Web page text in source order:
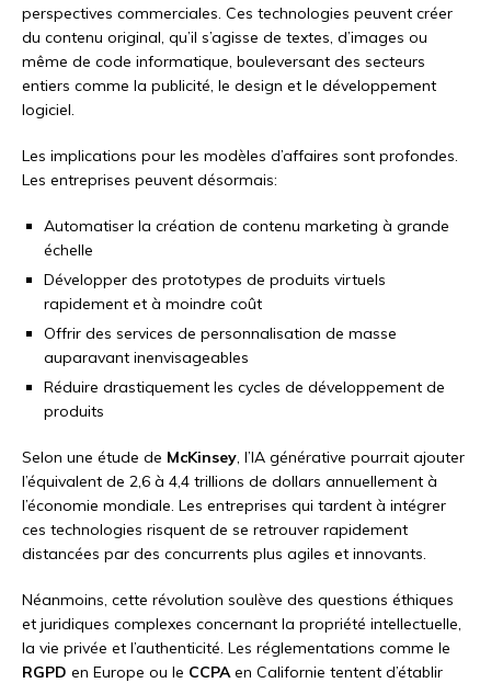
perspectives commerciales. Ces technologies peuvent créer
du contenu original, qu’il s’agisse de textes, d’images ou
même de code informatique, bouleversant des secteurs
entiers comme la publicité, le design et le développement
logiciel.
Les implications pour les modèles d’affaires sont profondes.
Les entreprises peuvent désormais:
Automatiser la création de contenu marketing à grande
échelle
Développer des prototypes de produits virtuels
rapidement et à moindre coût
Offrir des services de personnalisation de masse
auparavant inenvisageables
Réduire drastiquement les cycles de développement de
produits
Selon une étude de McKinsey, l’IA générative pourrait ajouter
l’équivalent de 2,6 à 4,4 trillions de dollars annuellement à
l’économie mondiale. Les entreprises qui tardent à intégrer
ces technologies risquent de se retrouver rapidement
distancées par des concurrents plus agiles et innovants.
Néanmoins, cette révolution soulève des questions éthiques
et juridiques complexes concernant la propriété intellectuelle,
la vie privée et l’authenticité. Les réglementations comme le
RGPD en Europe ou le CCPAen Californie tentent d’établir